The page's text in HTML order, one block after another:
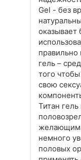
Gel - без
оказывает
правильно
гель –
того
свою
Титан
желающим
немного
половых